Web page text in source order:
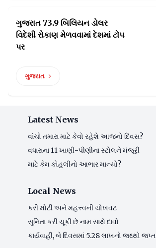
ગુજરાત 73.9 બિલિયન ડોલર
વિદેશી રોકાણ મેળવવામાં દેશમાં ટોપ
પર
ગુજરાત
Latest News
વાંચો તમારા માટે કેવો રહેશે આજનો દિવસ?
વધારાના 11 ખાણી-પીણીના સ્ટોલને મંજૂરી
માટે કેમ કોહલીનો આભાર માન્યો?
Local News
કરી મોટી અને મહત્ત્વની ચોખવટ
સુનિતા કરી ચૂકી છે નામ સાથે દાવો
કાર્યવાહી, બે દિવસમાં 5.28 લાખનો જથ્થો જપ્ત